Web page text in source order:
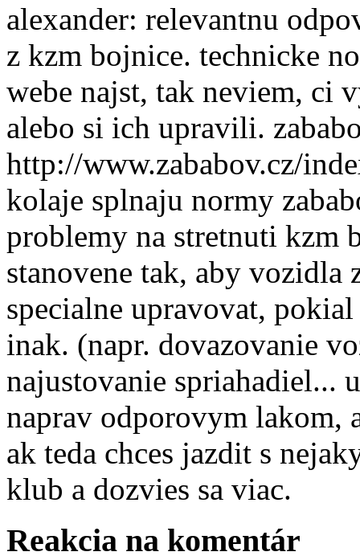
alexander: relevantnu
z kzm bojnice. technicke
webe najst, tak neviem, ci
alebo si ich upravili.
http://www.zababov.cz/
kolaje splnaju normy
problemy na stretnuti kzm
stanovene tak, aby vozidla
specialne upravovat,
inak. (napr. dovazovanie
najustovanie spriahadiel...
naprav odporovym lakom,
ak teda chces jazdit s
klub a dozvies sa viac.
Reakcia na komentár